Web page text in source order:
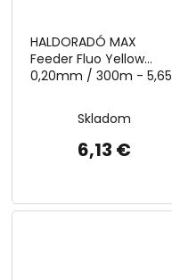
HALDORADÓ MAX
Feeder Fluo Yellow
0,20mm / 300m - 5,65
Skladom
6,13 €